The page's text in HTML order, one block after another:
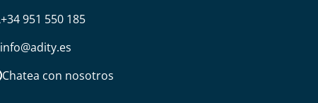
+34 951 550 185
info@adity.es
Chatea con nosotros